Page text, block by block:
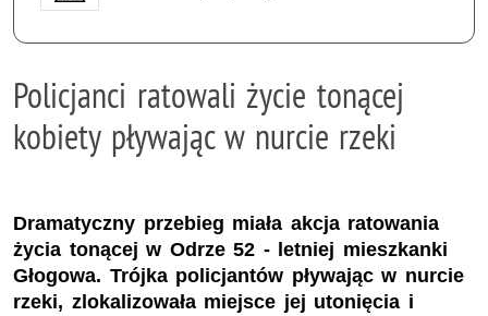
Policjanci ratowali życie tonącej
kobiety pływając w nurcie rzeki
Dramatyczny przebieg miała akcja ratowania
życia tonącej w Odrze 52 - letniej mieszkanki
Głogowa. Trójka policjantów pływając w nurcie
rzeki, zlokalizowała miejsce jej utonięcia i